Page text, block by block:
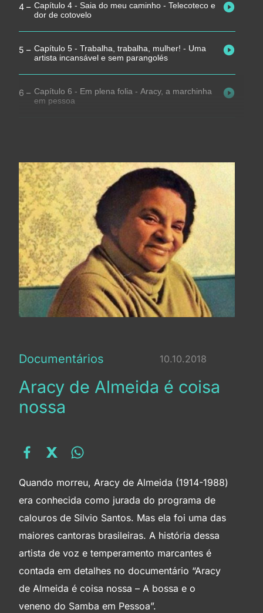
Capítulo 4 - Saia do meu caminho - Telecoteco e
dor de cotovelo
Capítulo 5 - Trabalha, trabalha, mulher! - Uma
artista incansável e sem parangolés
Capítulo 6 - Em plena folia - Aracy, a marchinha
em pessoa
Capítulo 8 - Madrugadas em Copa - Aracy revive
Noel Rosa nas boates da Zona Sul carioca
Capítulo 9 - Mesmo que eu não cante agora -
Jurada de TV, voz do morto, musa da cena punk:
o mito Aracy
Documentários 10.10.2018
Aracy de Almeida é coisa
nossa
Quando morreu, Aracy de Almeida (1914-1988)
era conhecida como jurada do programa de
calouros de Silvio Santos. Mas ela foi uma das
maiores cantoras brasileiras. A história dessa
artista de voz e temperamento marcantes é
contada em detalhes no documentário “Aracy
de Almeida é coisa nossa – A bossa e o
veneno do Samba em Pessoa”.